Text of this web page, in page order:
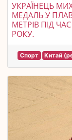
УКРАЇНЕЦЬ
МЕДАЛЬ У
МЕТРІВ ПІД
РОКУ.
Спорт Китай